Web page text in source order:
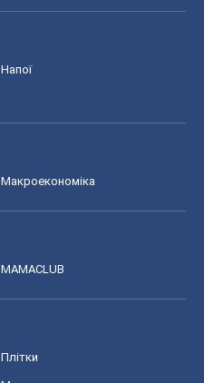
Напої
Макроекономіка
MAMACLUB
Плітки